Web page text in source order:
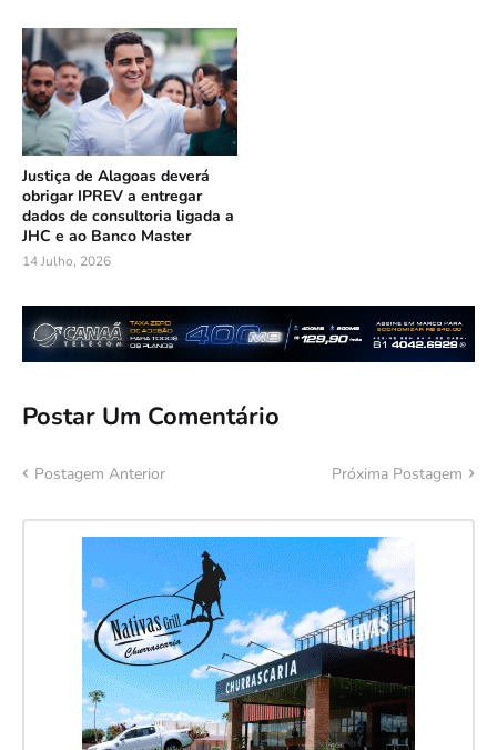
Justiça de Alagoas deverá
obrigar IPREV a entregar
dados de consultoria ligada a
JHC e ao Banco Master
14 Julho, 2026
Postar Um Comentário
Postagem Anterior Próxima Postagem